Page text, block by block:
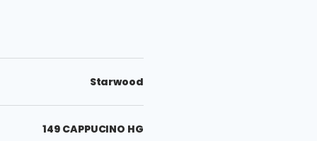
Starwood
149 CAPPUCINO HG